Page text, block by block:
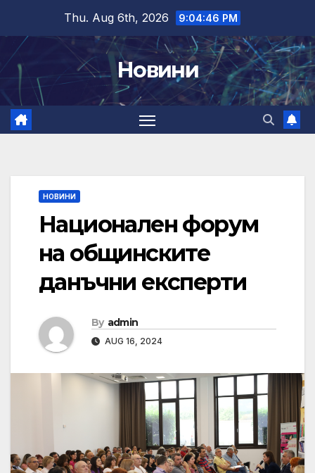
content
Thu. Aug 6th, 2026 9:04:46 PM
Новини
НОВИНИ
Национален форум
на общинските
данъчни експерти
By admin
AUG 16, 2024